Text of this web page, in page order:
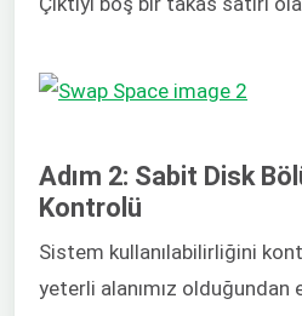
Adım 2: Sabit Disk
Kontrolü
Sistem kullanılabilirliğini
yeterli alanımız